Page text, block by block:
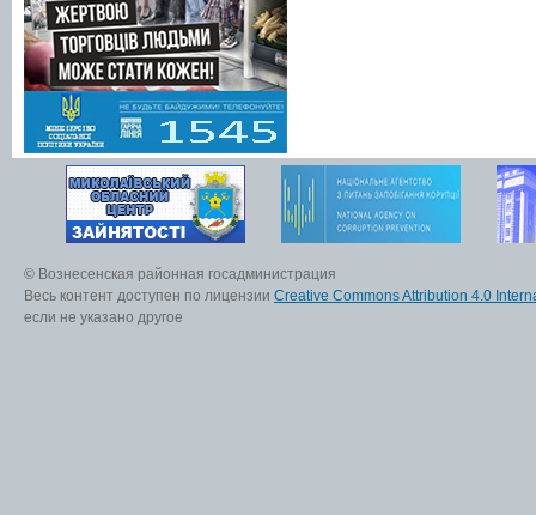
© Вознесенская районная госадминистрация
Весь контент доступен по лицензии Creative Commons Attribution 4.0
если не указано другое